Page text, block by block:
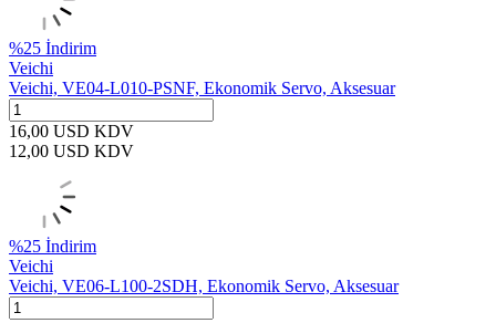
%25 İndirim
Veichi
Veichi, VE04-L010-PSNF, Ekonomik Servo, Aksesuar
16,00 USD KDV
12,00 USD KDV
%25 İndirim
Veichi
Veichi, VE06-L100-2SDH, Ekonomik Servo, Aksesuar